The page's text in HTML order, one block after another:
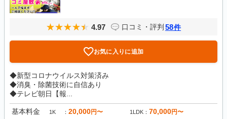
4.97 口コミ・評判 58件
お気に入りに追加
◆新型コロナウイルス対策済み
◆消臭・除菌技術に自信あり
◆テレビ朝日【報...
基本料金 1K 20,000円〜 1LDK 70,000円〜